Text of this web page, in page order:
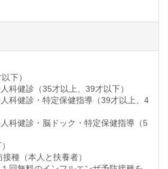
下）
科健診（35才以上、39才以下）
科健診・特定保健指導（39才以上、4
科健診・脳ドック・特定保健指導（5
種（本人と扶養者）